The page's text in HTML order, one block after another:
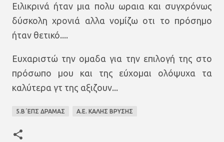
Ειλικρινά ήταν μια πολυ ωραια και συγχρόνως
δύσκολη χρονιά αλλα νομίζω οτι το πρόσημο
ήταν θετικό....
Ευχαριστώ την ομαδα για την επιλογή της στο
πρόσωπο μου και της εύχομαι ολόψυχα τα
καλύτερα γτ της αξιζουν...
5.Β΄ΕΠΣ ΔΡΑΜΑΣ Α.Ε. ΚΑΛΗΣ ΒΡΥΣΗΣ